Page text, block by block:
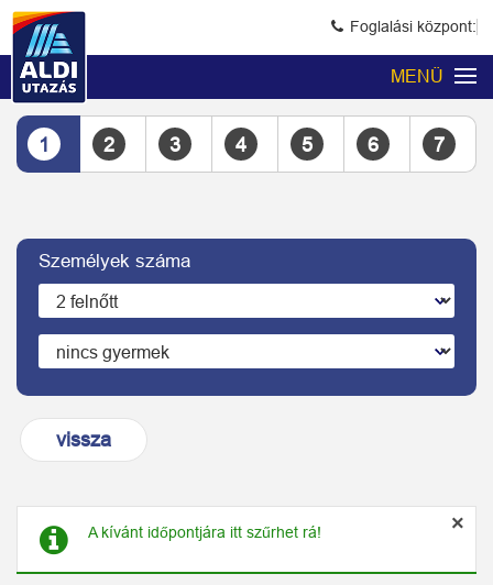
Foglalási központ:
MENÜ
1 2 3 4 5 6 7
Személyek száma
vissza
×
A kívánt időpontjára itt szűrhet rá!